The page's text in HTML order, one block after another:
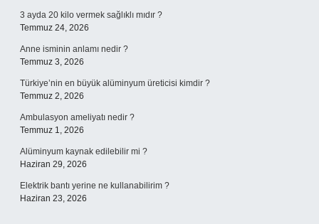
3 ayda 20 kilo vermek sağlıklı mıdır ?
Temmuz 24, 2026
Anne isminin anlamı nedir ?
Temmuz 3, 2026
Türkiye’nin en büyük alüminyum üreticisi kimdir ?
Temmuz 2, 2026
Ambulasyon ameliyatı nedir ?
Temmuz 1, 2026
Alüminyum kaynak edilebilir mi ?
Haziran 29, 2026
Elektrik bantı yerine ne kullanabilirim ?
Haziran 23, 2026